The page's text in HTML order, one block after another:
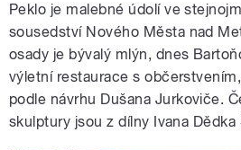
Peklo je malebné údolí ve
sousedství Nového Města nad
osady je bývalý mlýn, dnes
výletní restaurace s
podle návrhu Dušana Jurkoviče.
skulptury jsou z dílny Ivana Dědka